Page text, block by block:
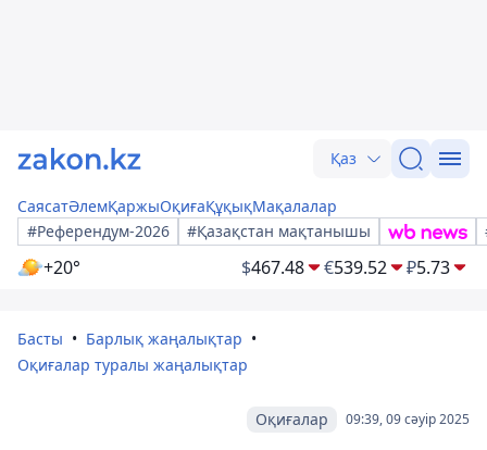
Қаз
СаясатӘлемҚаржыОқиғаҚұқықМақалалар
#Референдум-2026
#Қазақстан мақтанышы
+20° $467.48 €539.52 ₽5.73
Басты
Барлық жаңалықтар
Оқиғалар туралы жаңалықтар
09:39, 09 сәуір 2025
Оқиғалар